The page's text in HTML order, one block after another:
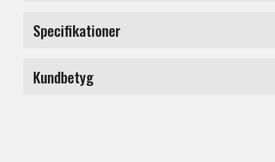
inklusive 4 kanaler Antares Autotune.
Specifikationer
Kundbetyg